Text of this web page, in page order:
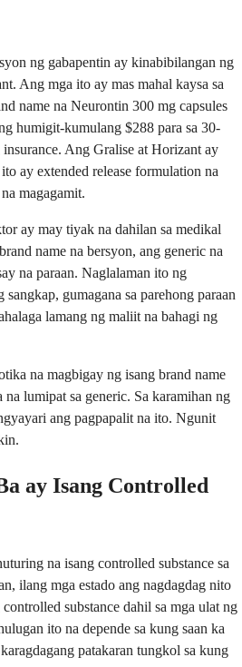
ng gabapentin ay kinabibilangan ng
Ang mga ito ay mas mahal kaysa sa
name na Neurontin 300 mg capsules
humigit-kumulang $288 para sa 30-
Ang Gralise at Horizant ay
ay extended release formulation na
magagamit.
ay may tiyak na dahilan sa medikal
name na bersyon, ang generic na
na paraan. Naglalaman ito ng
gumagana sa parehong paraan
lamang ng maliit na bahagi ng
na magbigay ng isang brand name
lumipat sa generic. Sa karamihan ng
ang pagpapalit na ito. Ngunit
ay Isang Controlled
na isang controlled substance sa
ilang mga estado ang nagdagdag nito
substance dahil sa mga ulat ng
ito na depende sa kung saan ka
patakaran tungkol sa kung